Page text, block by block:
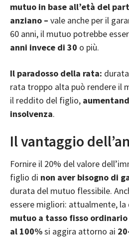
mutuo in base all’età del
anziano – vale anche per il
60 anni, il mutuo potrebbe
anni invece di 30 o più.
Il paradosso della rata:
rata troppo alta può rendere il
il reddito del figlio,
insolvenza.
Il vantaggio
Fornire il 20% del valore
figlio di non aver bisogno di
durata del mutuo flessibile.
essere migliori: attualmente, la
mutuo a tasso fisso ordinario
al 100%si aggira attorno ai